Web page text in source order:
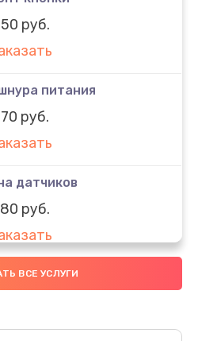
руб.
питания
руб.
датчиков
руб.
чистка
ВСЕ УСЛУГИ